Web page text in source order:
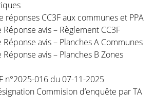
réponses CC3F aux communes et PPA
avis – Règlement CC3F
avis – Planches A Communes
avis – Planches B Zones
n°2025-016 du 07-11-2025
Commision d’enquête par TA